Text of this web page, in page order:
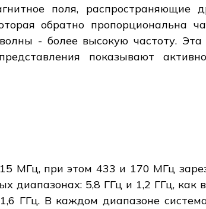
поля, распространяющие
обратно пропорциональна
- более высокую частоту. Эта
показывают
МГц, при этом 433 и 170 МГц
диапазонах: 5,8 ГГц и 1,2 ГГц, как
ГГц. В каждом диапазоне